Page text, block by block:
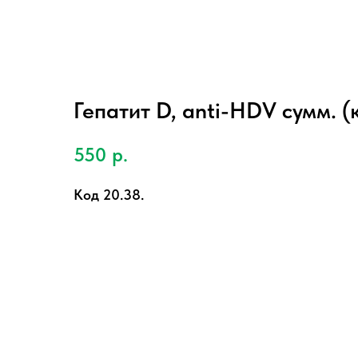
Гепатит D, anti-HDV сумм.
550 р.
Код 20.38.